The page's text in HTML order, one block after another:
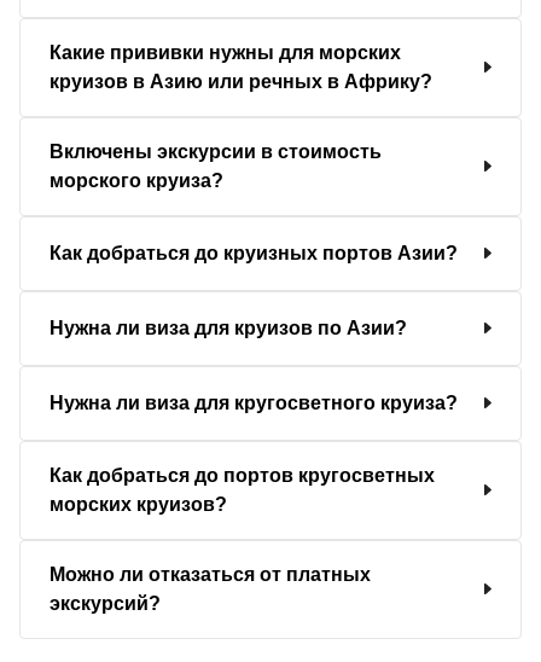
Какие прививки нужны для морских
круизов в Азию или речных в Африку?
Включены экскурсии в стоимость
морского круиза?
Как добраться до круизных портов Азии?
Нужна ли виза для круизов по Азии?
Нужна ли виза для кругосветного круиза?
Как добраться до портов кругосветных
морских круизов?
Можно ли отказаться от платных
экскурсий?